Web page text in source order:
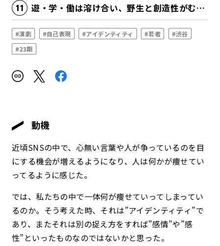
遊・学・働は溶け合い、野生と創造性がむき出しになる
#演劇 #自己表現 #アイデンティティ #若者
#渋谷
#23期
動機
近頃SNSの中で、心無い言葉や人が争っているのを目
にする機会が増えるようになり、人は何かが痩せてい
ってるように感じた。
では、私たちの中で一体何が痩せていってしまってい
るのか。そう考えた時、それは”アイデンティティ”で
あり、またそれは別の捉え方をすれば”感情”や”感
性”といったものなのではないかと思った。